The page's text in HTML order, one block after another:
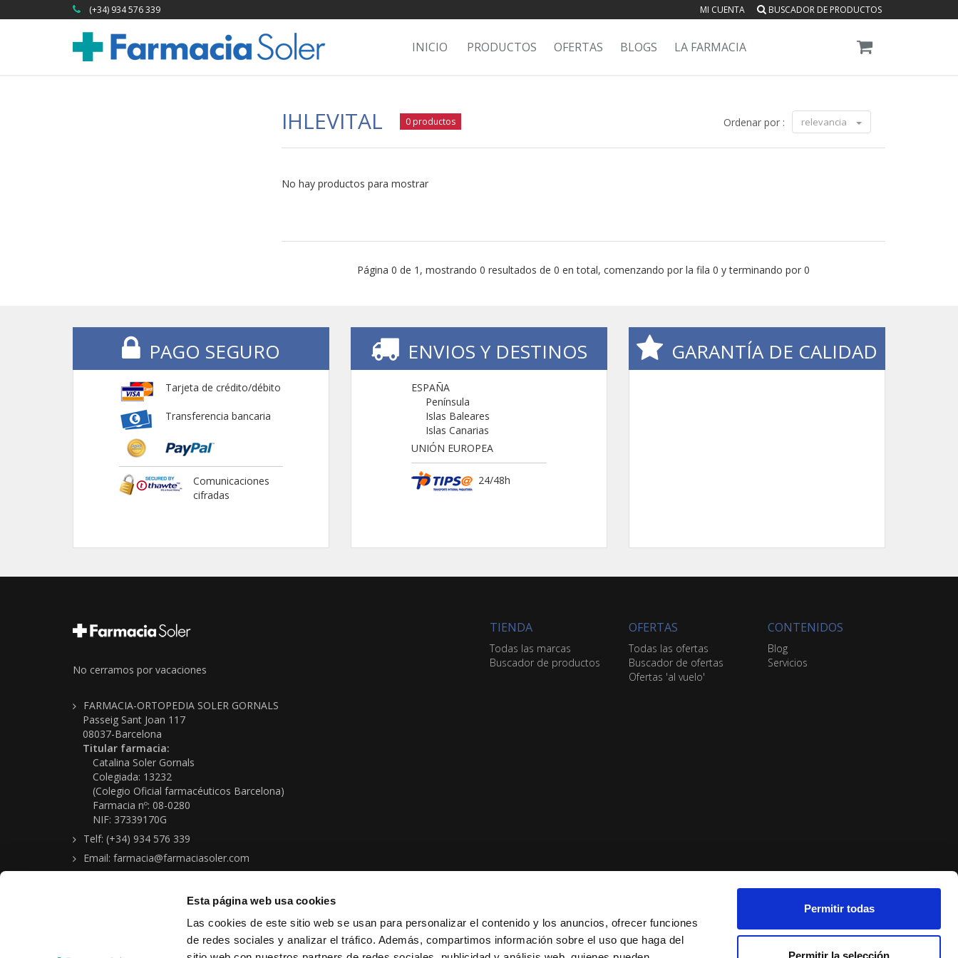
Esta página web usa cookies
Las cookies de este sitio web se usan para personalizar el contenido y los anuncios, ofrecer funciones
de redes sociales y analizar el tráfico. Además, compartimos información sobre el uso que haga del
Permitir todas
Permitir la selección
(+34) 934 576 339 MI CUENTA BUSCADOR DE PRODUCTOS
INICIO PRODUCTOS OFERTAS BLOGS LA FARMACIA
IHLEVITAL 0 productos Ordenar por : relevancia
No hay productos para mostrar
Página 0 de 1, mostrando 0 resultados de 0 en total, comenzando por la fila 0 y terminando por 0
PAGO SEGURO
Tarjeta de crédito/débito
Transferencia bancaria
Comunicaciones
cifradas
ENVIOS Y DESTINOS
ESPAÑA
Península
Islas Baleares
Islas Canarias
UNIÓN EUROPEA
24/48h
GARANTÍA DE CALIDAD
No cerramos por vacaciones
FARMACIA-ORTOPEDIA SOLER GORNALS
Passeig Sant Joan 117
08037-Barcelona
Titular farmacia:
Catalina Soler Gornals
Colegiada: 13232
(Colegio Oficial farmacéuticos Barcelona)
Farmacia nº: 08-0280
NIF: 37339170G
Telf: (+34) 934 576 339
Email: farmacia@farmaciasoler.com
TIENDA
Todas las marcas
Buscador de productos
OFERTAS
Todas las ofertas
Buscador de ofertas
Ofertas 'al vuelo'
CONTENIDOS
Blog
Servicios